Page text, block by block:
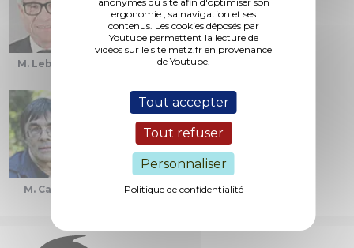
ergonomie , sa navigation et ses
contenus. Les cookies déposés par
Youtube permettent la lecture de
vidéos sur le site metz.fr en provenance
de Youtube.
Tout accepter
Tout refuser
Personnaliser
Politique de confidentialité
M. Lebeau Mme. Nicolas Mme. Molinet
M. Casin Mme. Grolet M. Gourlot